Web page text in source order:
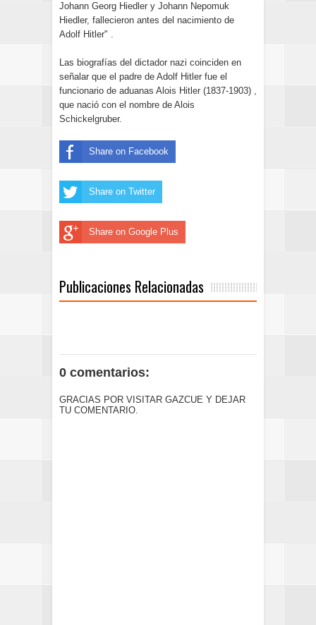
Johann Georg Hiedler y Johann Nepomuk
Hiedler, fallecieron antes del nacimiento de
Adolf Hitler" .
Las biografías del dictador nazi coinciden en
señalar que el padre de Adolf Hitler fue el
funcionario de aduanas Alois Hitler (1837-1903) ,
que nació con el nombre de Alois
Schickelgruber.
Share on Facebook
Share on Twitter
Share on Google Plus
Publicaciones Relacionadas
0 comentarios:
GRACIAS POR VISITAR GAZCUE Y DEJAR
TU COMENTARIO.